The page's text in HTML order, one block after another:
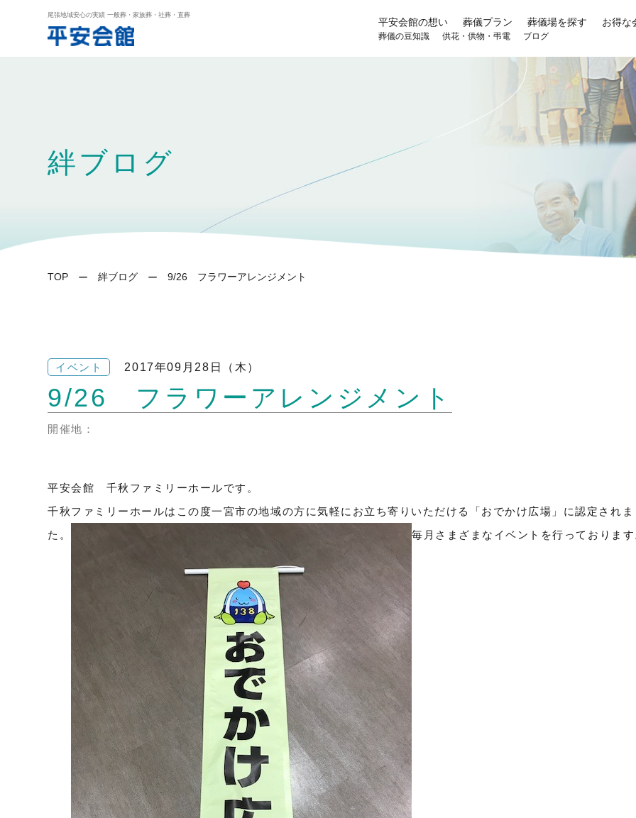
尾張地域安心の実績 一般葬・家族葬・社葬・直葬
平安会館の想い 葬儀プラン 葬儀場を探す お得な
葬儀の豆知識 供花・供物・弔電 ブログ
絆ブログ
TOP 絆ブログ 9/26 フラワーアレンジメント
イベント 2017年09月28日（木）
9/26 フラワーアレンジメント
開催地：
平安会館 千秋ファミリーホールです。
千秋ファミリーホールはこの度一宮市の地域の方に気軽にお立ち寄りいただける「おでかけ広場」に認定されま
た。
毎月さまざまなイベントを行っております